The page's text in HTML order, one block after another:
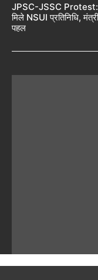
JPSC-JSSC Protest:
मिले NSUI प्रतिनिधि,
पहल